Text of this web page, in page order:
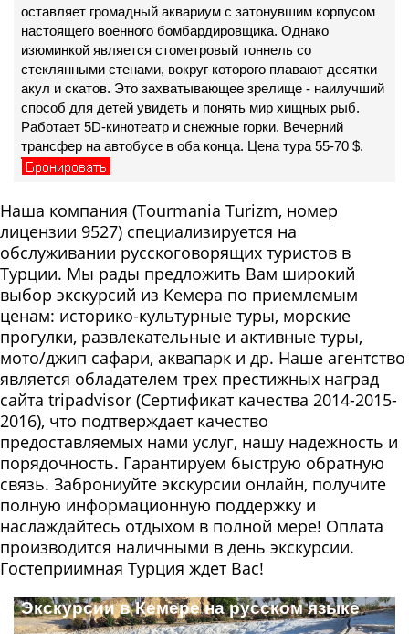
оставляет громадный аквариум с затонувшим корпусом
настоящего военного бомбардировщика. Однако
изюминкой является стометровый тоннель со
стеклянными стенами, вокруг которого плавают десятки
акул и скатов. Это захватывающее зрелище - наилучший
способ для детей увидеть и понять мир хищных рыб.
Работает 5D-кинотеатр и снежные горки. Вечерний
трансфер на автобусе в оба конца. Цена тура 55-70 $.
Наша компания (Tourmania Turizm, номер
лицензии 9527) специализируется на
обслуживании русскоговорящих туристов в
Турции. Мы рады предложить Вам широкий
выбор экскурсий из Кемера по приемлемым
ценам: историко-культурные туры, морские
прогулки, развлекательные и активные туры,
мото/джип сафари, аквапарк и др. Наше агентство
является обладателем трех престижных наград
сайта tripadvisor (Сертификат качества 2014-2015-
2016), что подтверждает качество
предоставляемых нами услуг, нашу надежность и
порядочность. Гарантируем быструю обратную
связь. Заброниуйте экскурсии онлайн, получите
полную информационную поддержку и
наслаждайтесь отдыхом в полной мере! Оплата
производится наличными в день экскурсии.
Гостеприимная Турция ждет Вас!
Экскурсии в Кемере на русском языке
Забронируй сейчас, оплати позже